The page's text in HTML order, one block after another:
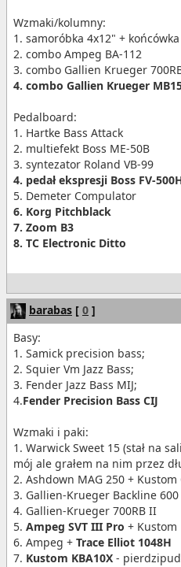
Wzmaki/kolumny:
1. samoróbka 4x12" +
2. combo Ampeg BA-112
3. combo Gallien Krueger
4. combo Gallien Krueger
Pedalboard:
1. Hartke Bass Attack
2. multiefekt Boss ME-50B
3. syntezator Roland VB-99
4. pedał ekspresji Boss FV-
5. Demeter Compulator
6. Korg Pitchblack
7. Zoom B3
8. TC Electronic Ditto
barabas [ 0 ]
Basy:
1. Samick precision bass;
2. Squier Vm Jazz Bass;
3. Fender Jazz Bass MIJ;
4.Fender Precision Bass CIJ
Wzmaki i paki:
1. Warwick Sweet 15 (stał na
mój ale grałem na nim przez
2. Ashdown MAG 250 + Kustom
3. Gallien-Krueger Backline 600
4. Gallien-Krueger 700RB II
5. Ampeg SVT III Pro + Kustom
6. Ampeg + Trace Elliot 1048H
7. Kustom KBA10X -